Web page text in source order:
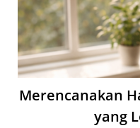
Merencanakan
yang